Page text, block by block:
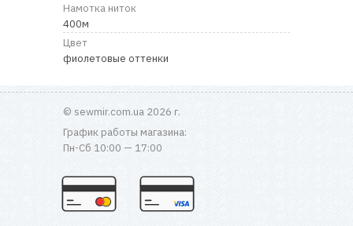
Намотка ниток
400м
Цвет
фиолетовые оттенки
© sewmir.com.ua 2026 г.
График работы магазина:
Пн-Сб 10:00 — 17:00